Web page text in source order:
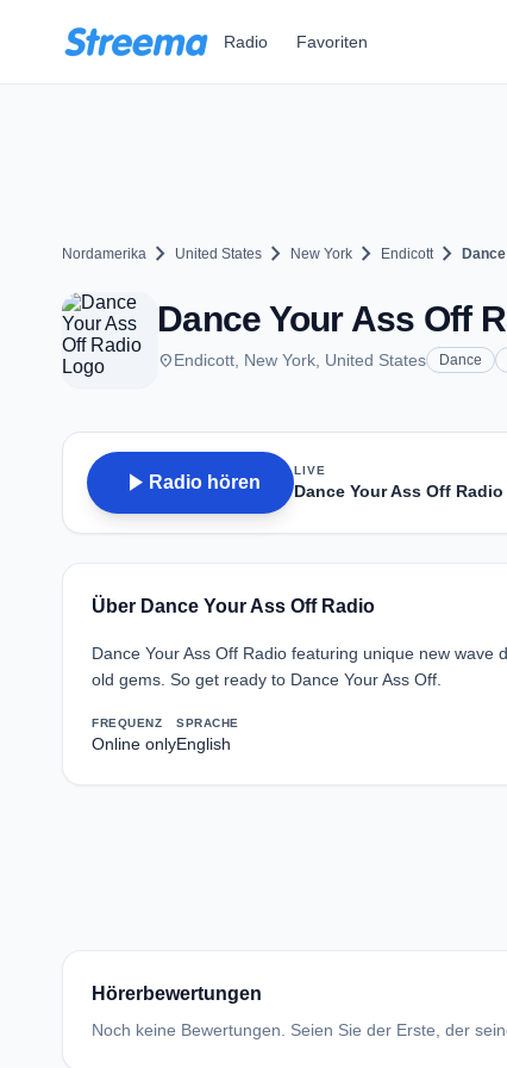
Radio Favoriten
Nordamerika chevron_right United States chevron_right New York chevron_right Endicottchevron_right
Dance Your Ass Off
placeEndicott, New York, United States Dance
play_arrow Radio hören
LIVE
Dance Your Ass Off Radio
Über Dance Your Ass Off Radio
Dance Your Ass Off Radio featuring unique new
old gems. So get ready to Dance Your Ass Off.
FREQUENZ
Online only
SPRACHE
English
Hörerbewertungen
Noch keine Bewertungen. Seien Sie der Erste, der